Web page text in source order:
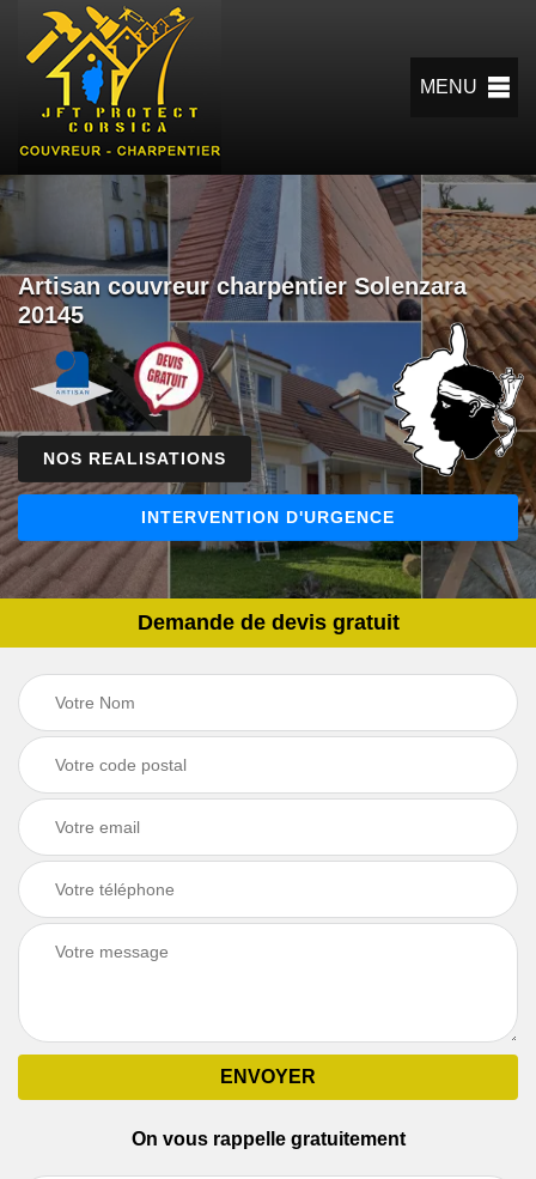
MENU
Artisan couvreur charpentier Solenzara
20145
NOS REALISATIONS
INTERVENTION D'URGENCE
Demande de devis gratuit
On vous rappelle gratuitement